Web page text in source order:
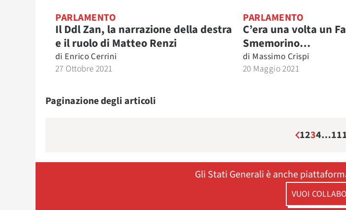
PARLAMENTO
Il Ddl Zan, la narrazione della destra
e il ruolo di Matteo Renzi
di Enrico Cerrini
27 Ottobre 2021
PARLAMENTO
C’era una volta un
Smemorino…
di Massimo Crispi
20 Maggio 2021
Paginazione degli articoli
1234…11
Gli Stati Generali è anche
VUOI